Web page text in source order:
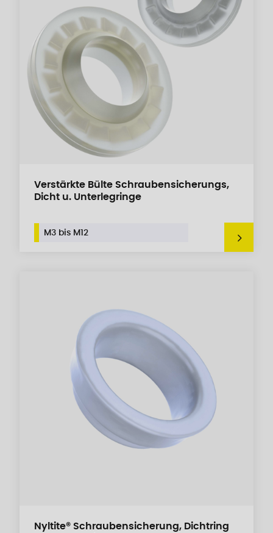
Verstärkte Bülte Schraubensicherungs,
Dicht u. Unterlegringe
M3 bis M12
Nyltite® Schraubensicherung, Dichtring